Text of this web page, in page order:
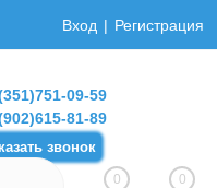
Вход Регистрация
09-59
81-89
звонок
0 0